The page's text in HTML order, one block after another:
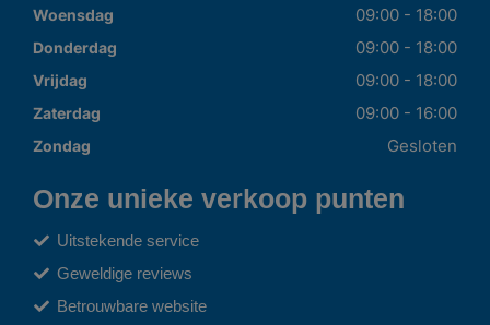
Woensdag 09:00 - 18:00
Donderdag 09:00 - 18:00
Vrijdag 09:00 - 18:00
Zaterdag 09:00 - 16:00
Zondag Gesloten
Onze unieke verkoop punten
Uitstekende service
Geweldige reviews
Betrouwbare website